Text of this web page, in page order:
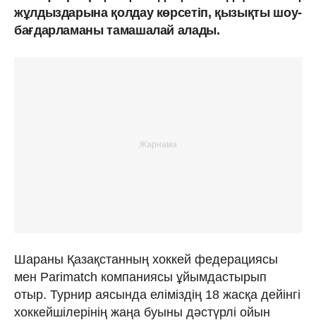
жұлдыздарына қолдау көрсетіп, қызықты шоу-
бағдарламаны тамашалай алады.
Шараны Қазақстанның хоккей федерациясы
мен Parimatch компаниясы ұйымдастырып
отыр. Турнир аясында еліміздің 18 жасқа дейінгі
хоккейшілерінің жаңа буыны дәстүрлі ойын